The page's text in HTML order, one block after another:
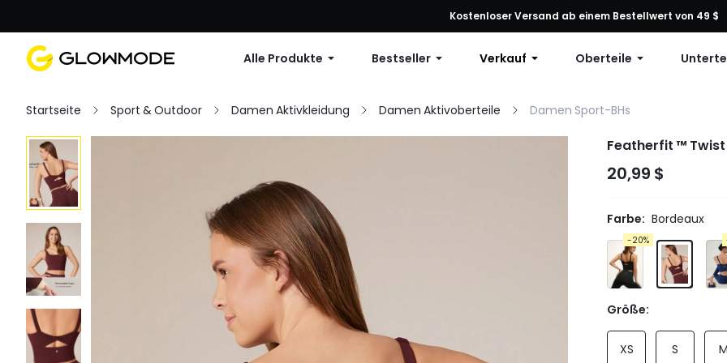
Erste Bestellung: 10 % Rabatt auf jede Bestellung, 12 % Rabatt ab 79 $ oder 15 %
Kostenloser Versand ab einem Bestellwert von 49 $
Alle Produkte Bestseller Verkauf Oberteile
Startseite Sport & Outdoor Damen Aktivkleidung Damen Aktivoberteile Damen Sport-BHs
Featherfit ™ Twist
20,99 $
Farbe: Bordeaux
-20%
Größe:
XS S M